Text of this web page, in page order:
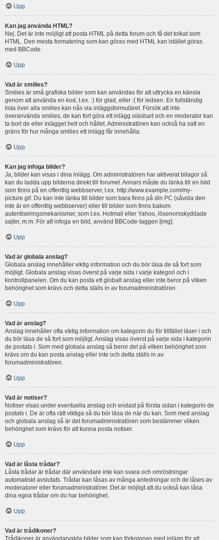
Upp
Kan jag använda HTML?
Nej. Det är inte möjligt att posta HTML på detta forum och få det tolkat som
HTML. Den mesta formatering som kan göras med HTML kan istället göras
med BBCode.
Upp
Vad är smilies?
Smilies är små grafiska bilder som kan användas för att uttrycka en känsla
genom att använda en kod, t.ex. :) för glad, eller :( för ledsen. En fullständig
lista över alla smilies kan nås via inläggsformuläret. Försök att inte
överanvända smilies, de kan fort göra ett inlägg oläsbart och en moderator kan
ta bort de eller inlägget helt och hållet. Administratören kan också ha satt en
gräns för hur många smilies ett inlägg får innehålla.
Upp
Kan jag infoga bilder?
Ja, bilder kan visas i dina inlägg. Om administratören har aktiverat bilagor så
kan du ladda upp bilderna direkt till forumet. Annars måste du länka till en bild
som finns på en offentlig webbserver, t.ex. http://www.example.com/my-
picture.gif. Du kan inte länka till bilder som bara finns på din PC (såvida den
inte är en offentlig webbserver) eller till bilder som finns bakom
autentiseringsmekanismer, som t.ex. Hotmail eller Yahoo, lösenorsskyddade
sajter, m.m. För att infoga en bild, använd BBCode-taggen [img].
Upp
Vad är globala anslag?
Globala anslag innehåller viktig information och du bör läsa de så fort som
möjligt. Globala anslag visas överst på varje sida i varje kategori och i
kontrollpanelen. Om du kan posta ett globalt anslag eller inte beror på vilken
behörighet som krävs och detta ställs in av forumadministratören.
Upp
Vad är anslag?
Anslag innehåller ofta viktig information om kategorin du för tillfället läser i och
du bör läsa de så fort som möjligt. Anslag visas överst på varje sida i kategorin
de postats i. Som med globala anslag så beror det på vilken behörighet som
krävs om du kan posta anslag eller inte och detta ställs in av
forumadministratören.
Upp
Vad är notiser?
Notiser visas under eventuella anslag och endast på första sidan i kategorin de
postats i. De är ofta rätt viktiga så du bör läsa de när du kan. Som med anslag
och globala anslag så är det forumadministratören som bestämmer vilken
behörighet som krävs för att kunna posta notiser.
Upp
Vad är låsta trådar?
Låsta trådar är trådar där användare inte kan svara och omröstningar
automatiskt avslutats. Trådar kan låsas av många anledningar och de låses av
moderatorer eller forumadministratörer. Det är möjligt att du också kan låsa
dina egna trådar om du har behörighet.
Upp
Vad är trådikoner?
Trådikoner är användarvalda bilder som kan förknippas med inlägg för att